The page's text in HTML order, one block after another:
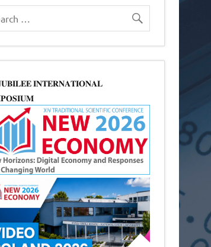
𝐈𝐍𝐓𝐄𝐑𝐍𝐀𝐓𝐈𝐎𝐍𝐀𝐋